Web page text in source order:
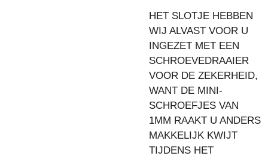
HET SLOTJE HEBBEN
WIJ ALVAST VOOR U
INGEZET MET EEN
SCHROEVEDRAAIER
VOOR DE ZEKERHEID,
WANT DE MINI-
SCHROEFJES VAN
1MM RAAKT U ANDERS
MAKKELIJK KWIJT
TIJDENS HET